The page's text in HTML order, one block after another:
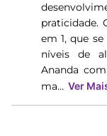
praticidade.
em 1, que
níveis de
Ananda
ma... Ver